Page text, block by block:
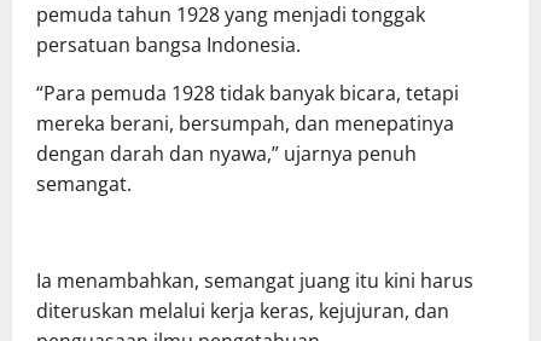
pemuda tahun 1928 yang menjadi tonggak
persatuan bangsa Indonesia.
“Para pemuda 1928 tidak banyak bicara, tetapi
mereka berani, bersumpah, dan menepatinya
dengan darah dan nyawa,” ujarnya penuh
semangat.
Ia menambahkan, semangat juang itu kini harus
diteruskan melalui kerja keras, kejujuran, dan